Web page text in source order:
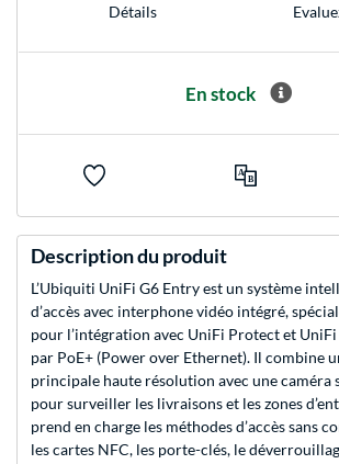
Détails
En stock
Description du produit
L’Ubiquiti UniFi G6 Entry est un système
d’accès avec interphone vidéo intégré,
pour l’intégration avec UniFi Protect et
par PoE+ (Power over Ethernet). Il combine
principale haute résolution avec une caméra
pour surveiller les livraisons et les zones
prend en charge les méthodes d’accès sans
les cartes NFC, les porte-clés, le